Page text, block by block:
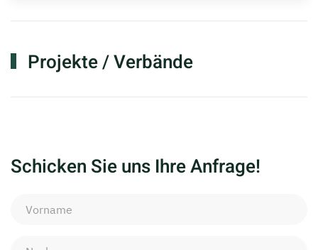
Projekte / Verbände
Schicken Sie uns Ihre Anfrage!